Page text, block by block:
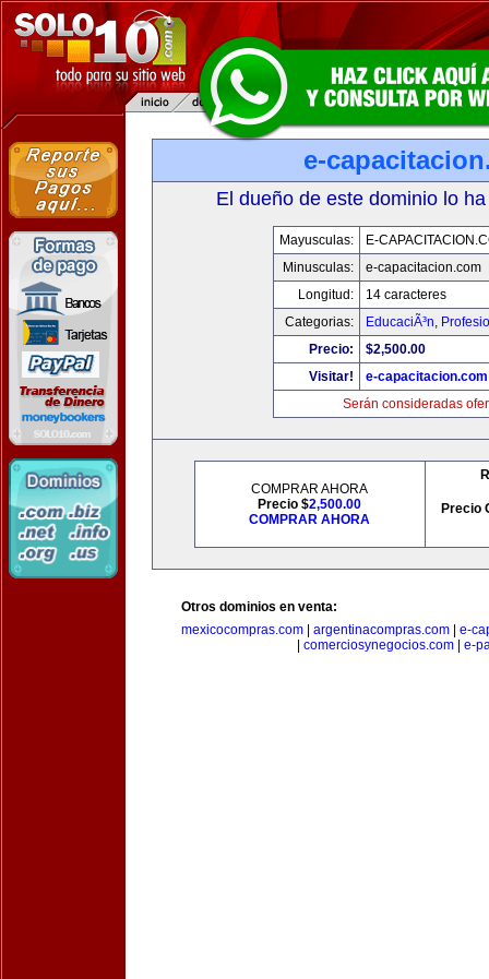
e-
El dueño de este dominio lo
Mayusculas:
E-
Minusculas:
e-capacitacion.com
Longitud:
14 caracteres
Categorias:
EducaciÃ³n,
Precio:
$2,500.00
Visitar!
e-capacitacion.com
Serán consideradas
COMPRAR AHORA
Precio $2,500.00
COMPRAR AHORA
Precio
Otros dominios en venta:
mexicocompras.com
argentinacompras.com
e-
comerciosynegocios.com e-